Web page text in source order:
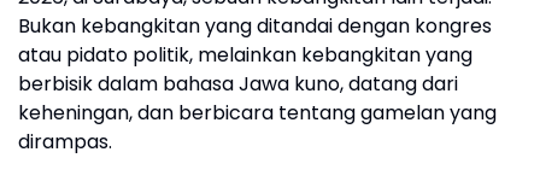
Bukan kebangkitan yang ditandai dengan kongres
atau pidato politik, melainkan kebangkitan yang
berbisik dalam bahasa Jawa kuno, datang dari
keheningan, dan berbicara tentang gamelan yang
dirampas.